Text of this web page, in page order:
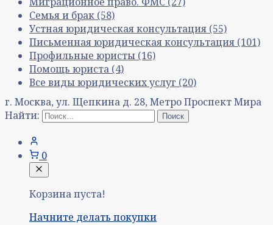
Семья и брак (58)
Устная юридическая консультация (55)
Письменная юридическая консультация (101)
Профильные юристы (16)
Помощь юриста (4)
Все виды юридических услуг (20)
г. Москва, ул. Щепкина д. 28, Метро Проспект Мира
Найти:
0
Корзина пуста!
Начните делать покупки